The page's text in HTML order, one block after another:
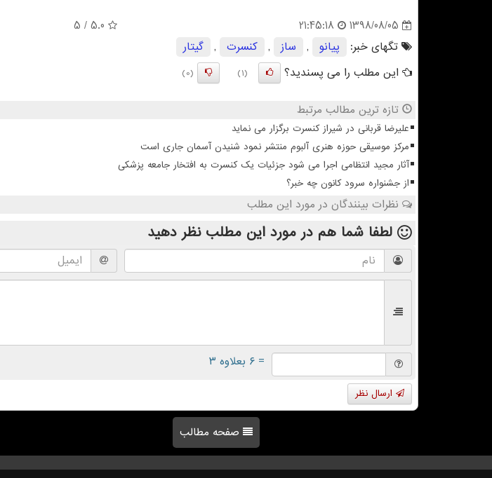
1398/08/05
21:45:18
5.0
/ 5
تگهای خبر:
پیانو , ساز , كنسرت ,
گیتار
این مطلب را می پسندید؟
(1)
(0)
تازه ترین مطالب مرتبط
علیرضا قربانی در شیراز کنسرت برگزار می نماید
مرکز موسیقی حوزه هنری آلبوم منتشر نمود شنیدن آسمان جاری است
آثار مجید انتظامی اجرا می شود جزئیات یک کنسرت به افتخار جامعه پزشکی
از جشنواره سرود کانون چه خبر؟
نظرات بینندگان در مورد این مطلب
لطفا شما هم در مورد این مطلب نظر دهید
= ۶ بعلاوه ۳
ارسال نظر
صفحه مطالب